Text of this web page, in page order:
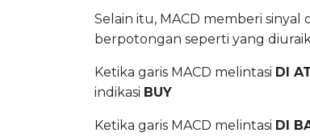
Selain itu, MACD memberi
berpotongan seperti yang
Ketika garis MACD melintasi DI
indikasi BUY
Ketika garis MACD melintasi DI